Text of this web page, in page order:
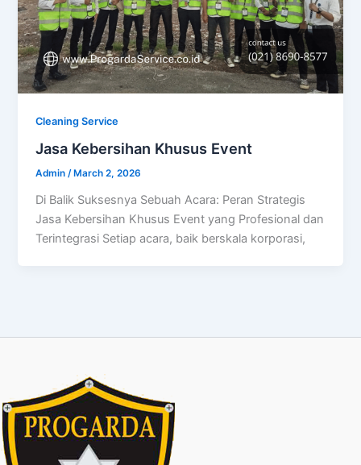
Cleaning Service
Jasa Kebersihan Khusus Event
Admin/ March 2, 2026
Di Balik Suksesnya Sebuah Acara: Peran Strategis
Jasa Kebersihan Khusus Event yang Profesional dan
Terintegrasi Setiap acara, baik berskala korporasi,